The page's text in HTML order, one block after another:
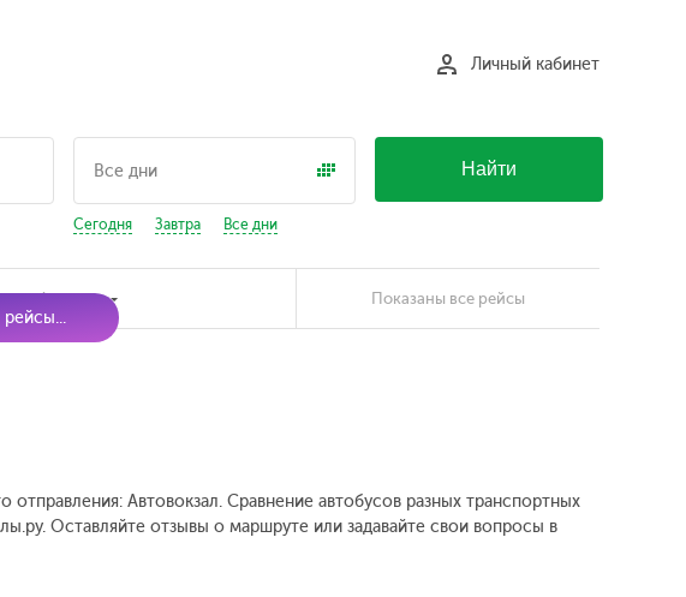
Личный кабинет
Сегодня Завтра Все дни
Найти
билетов Показаны все рейсы
Автовокзал. Сравнение автобусов разных транспортных
Оставляйте отзывы о маршруте или задавайте свои вопросы в